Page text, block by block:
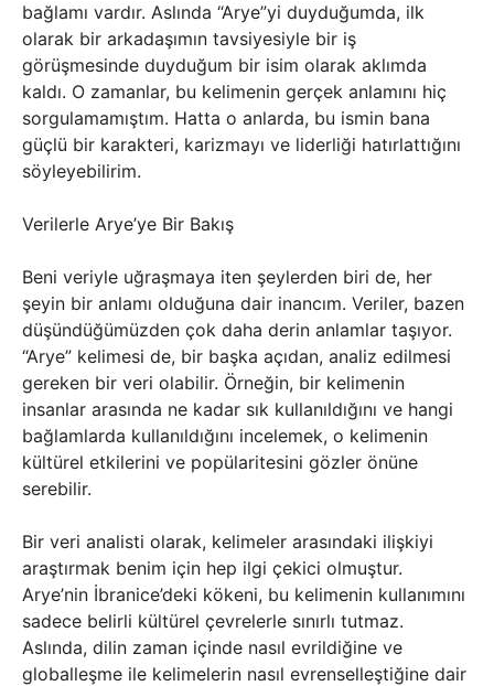
bağlamı vardır. Aslında “Arye”yi duyduğumda, ilk
olarak bir arkadaşımın tavsiyesiyle bir iş
görüşmesinde duyduğum bir isim olarak aklımda
kaldı. O zamanlar, bu kelimenin gerçek anlamını hiç
sorgulamamıştım. Hatta o anlarda, bu ismin bana
güçlü bir karakteri, karizmayı ve liderliği hatırlattığını
söyleyebilirim.
Verilerle Arye’ye Bir Bakış
Beni veriyle uğraşmaya iten şeylerden biri de, her
şeyin bir anlamı olduğuna dair inancım. Veriler, bazen
düşündüğümüzden çok daha derin anlamlar taşıyor.
“Arye” kelimesi de, bir başka açıdan, analiz edilmesi
gereken bir veri olabilir. Örneğin, bir kelimenin
insanlar arasında ne kadar sık kullanıldığını ve hangi
bağlamlarda kullanıldığını incelemek, o kelimenin
kültürel etkilerini ve popülaritesini gözler önüne
serebilir.
Bir veri analisti olarak, kelimeler arasındaki ilişkiyi
araştırmak benim için hep ilgi çekici olmuştur.
Arye’nin İbranice’deki kökeni, bu kelimenin kullanımını
sadece belirli kültürel çevrelerle sınırlı tutmaz.
Aslında, dilin zaman içinde nasıl evrildiğine ve
globalleşme ile kelimelerin nasıl evrenselleştiğine dair